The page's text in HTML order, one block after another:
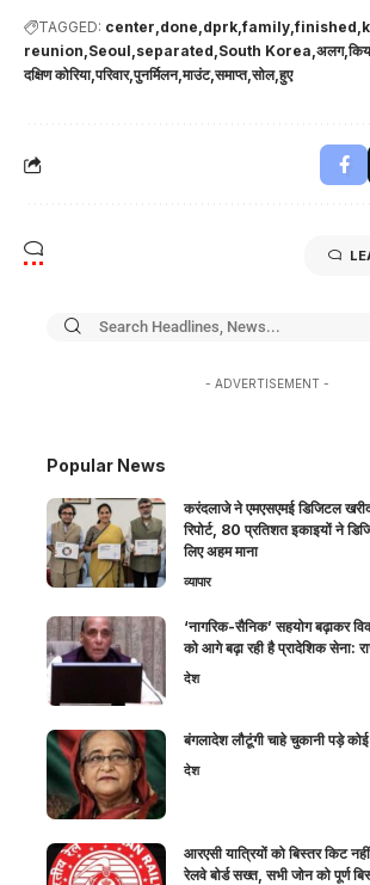
TAGGED: center done dprk family finished
reunion Seoul separated South Korea अलग
दक्षिण कोरिया परिवार पुनर्मिलन माउंट समाप्त सोल हुए
- ADVERTISEMENT -
Popular News
करंदलाजे ने एमएसएमई डिजिटल खरीद
रिपोर्ट, 80 प्रतिशत इकाइयों ने
लिए अहम माना
व्यापार
‘नागरिक-सैनिक’ सहयोग बढ़ाकर
को आगे बढ़ा रही है प्रादेशिक सेना:
देश
बंगलादेश लौटूंगी चाहे चुकानी पड़े
देश
आरएसी यात्रियों को बिस्तर किट
रेलवे बोर्ड सख्त, सभी जोन को पूर्ण